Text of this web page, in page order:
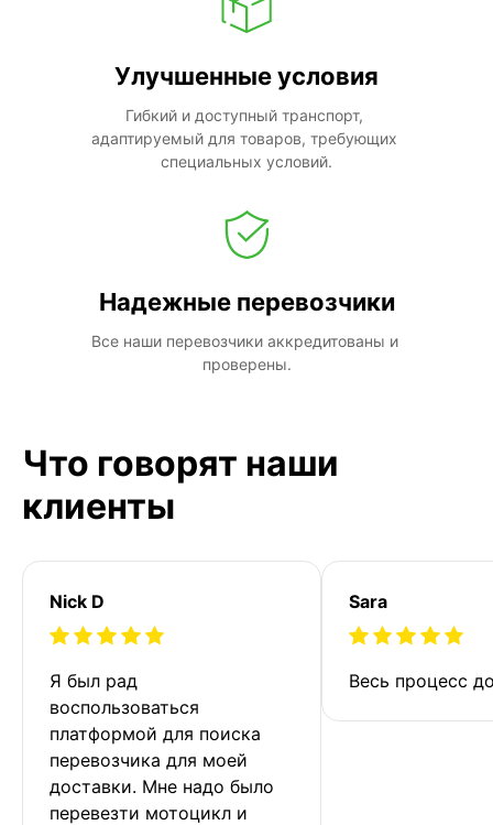
Улучшенные условия
Гибкий и доступный транспорт,
адаптируемый для товаров, требующих
специальных условий.
Надежные перевозчики
Все наши перевозчики аккредитованы и
проверены.
Что говорят наши
клиенты
Nick D
Я был рад
воспользоваться
платформой для поиска
перевозчика для моей
доставки. Мне надо было
перевезти мотоцикл и
Sara
Весь процесс